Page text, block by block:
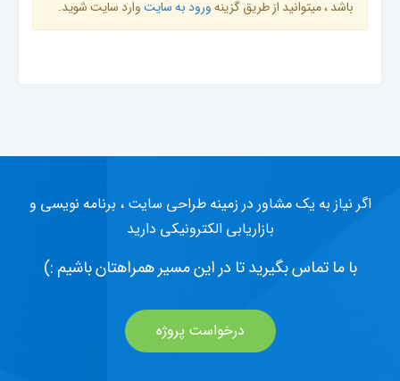
باشد ، میتوانید از طریق گزینهورود به سایتوارد سایت شوید.
اگر نیاز به یک مشاور در زمینه طراحی سایت ، برنامه نویسی و
بازاریابی الکترونیکی دارید
با ما تماس بگیرید تا در این مسیر همراهتان باشیم :)
درخواست پروژه